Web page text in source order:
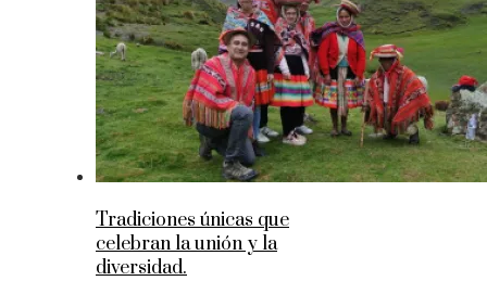
Tradiciones únicas que
celebran la unión y la
diversidad.